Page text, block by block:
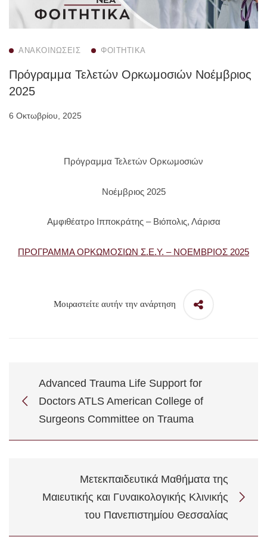
ΑΝΑΚΟΙΝΏΣΕΙΣ ΦΟΙΤΗΤΙΚΆ
Πρόγραμμα Τελετών Ορκωμοσιών Νοέμβριος
2025
6 Οκτωβρίου, 2025
Πρόγραμμα Τελετών Ορκωμοσιών
Νοέμβριος 2025
Αμφιθέατρο Ιπποκράτης – Βιόπολις, Λάρισα
ΠΡΟΓΡΑΜΜΑ ΟΡΚΩΜΟΣΙΩΝ Σ.Ε.Υ. – ΝΟΕΜΒΡΙΟΣ 2025
Μοιραστείτε αυτήν την ανάρτηση
Advanced Trauma Life Support for
Doctors ATLS American College of
Surgeons Committee on Trauma
Μετεκπαιδευτικά Μαθήματα της
Μαιευτικής και Γυναικολογικής Κλινικής
του Πανεπιστημίου Θεσσαλίας